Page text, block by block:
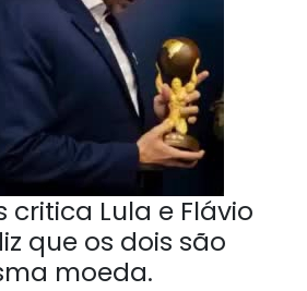
critica Lula e Flávio
que os dois são
moeda.